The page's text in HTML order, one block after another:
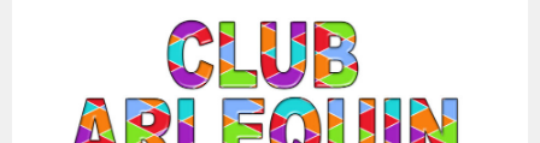
Club Arlequin